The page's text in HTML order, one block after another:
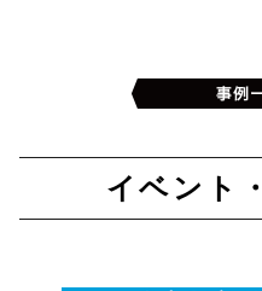
イベント